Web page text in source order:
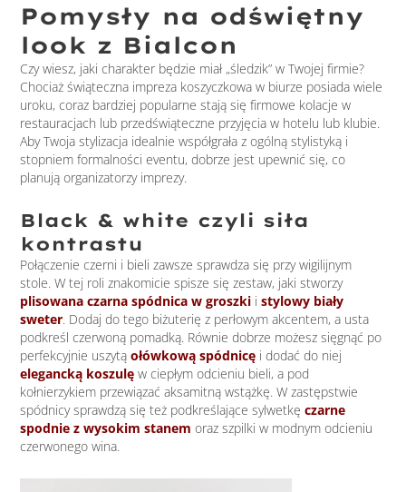
Pomysły na odświętny
look z Bialcon
Czy wiesz, jaki charakter będzie miał „śledzik” w Twojej firmie?
Chociaż świąteczna impreza koszyczkowa w biurze posiada wiele
uroku, coraz bardziej popularne stają się firmowe kolacje w
restauracjach lub przedświąteczne przyjęcia w hotelu lub klubie.
Aby Twoja stylizacja idealnie współgrała z ogólną stylistyką i
stopniem formalności eventu, dobrze jest upewnić się, co
planują organizatorzy imprezy.
Black & white czyli siła
kontrastu
Połączenie czerni i bieli zawsze sprawdza się przy wigilijnym
stole. W tej roli znakomicie spisze się zestaw, jaki stworzy
plisowana czarna spódnica w groszki istylowy biały
sweter. Dodaj do tego biżuterię z perłowym akcentem, a usta
podkreśl czerwoną pomadką. Równie dobrze możesz sięgnąć po
perfekcyjnie uszytąołówkową spódnicę i dodać do niej
elegancką koszulę w ciepłym odcieniu bieli, a pod
kołnierzykiem przewiązać aksamitną wstążkę. W zastępstwie
spódnicy sprawdzą się też podkreślające sylwetkęczarne
spodnie z wysokim stanem oraz szpilki w modnym odcieniu
czerwonego wina.